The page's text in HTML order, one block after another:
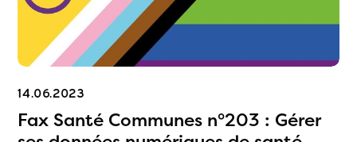
14.06.2023
Fax Santé Communes n°203 : Gérer